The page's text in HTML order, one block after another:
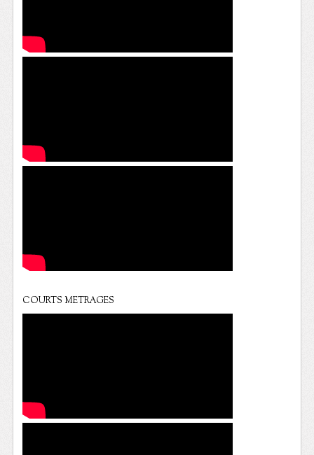
COURTS METRAGES